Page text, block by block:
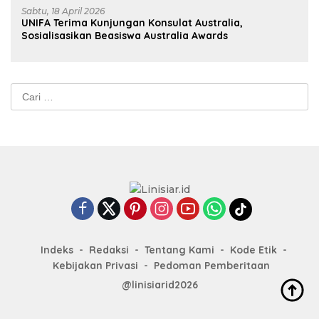
Sabtu, 18 April 2026
UNIFA Terima Kunjungan Konsulat Australia,
Sosialisasikan Beasiswa Australia Awards
Cari
untuk:
Indeks Redaksi Tentang Kami
Kode Etik
Kebijakan Privasi
Pedoman Pemberitaan
@linisiarid2026